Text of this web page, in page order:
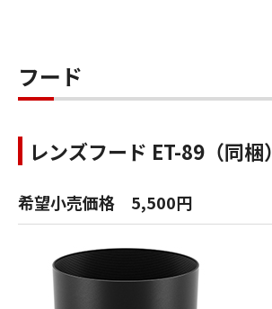
フード
レンズフード ET-89（同梱）
希望小売価格 5,500円